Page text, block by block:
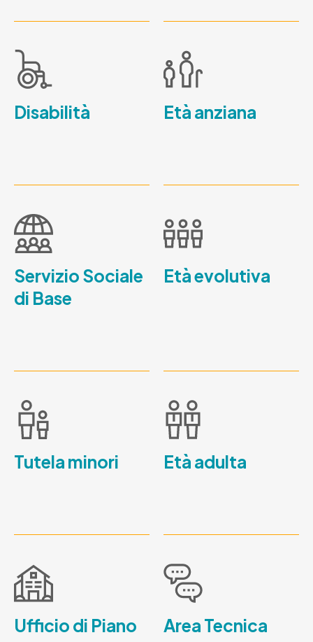
Disabilità Età anziana
Servizio Sociale
di Base
Età evolutiva
Tutela minori Età adulta
Ufficio di Piano Area Tecnica